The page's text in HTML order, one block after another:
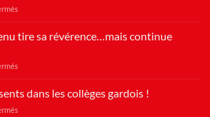
de
Foot-
D3
Tavel
tire sa révérence…mais continue
Chenu
sa
dans les collèges gardois !